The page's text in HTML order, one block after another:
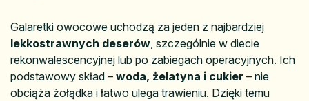
Galaretki owocowe uchodzą za jeden z najbardziej
lekkostrawnych deserów , szczególnie w diecie
rekonwalescencyjnej lub po zabiegach operacyjnych. Ich
podstawowy skład – woda, żelatyna i cukier – nie
obciąża żołądka i łatwo ulega trawieniu. Dzięki temu